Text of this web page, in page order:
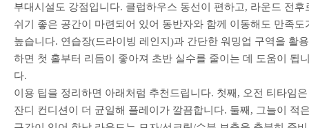
부대시설도 강점입니다. 클럽하우스 동선이 편하고, 라운드 전후
쉬기 좋은 공간이 마련되어 있어 동반자와 함께 이동해도 만족도
높습니다. 연습장(드라이빙 레인지)과 간단한 워밍업 구역을 활용
하면 첫 홀부터 리듬이 좋아져 초반 실수를 줄이는 데 도움이 됩
다.
이용 팁을 정리하면 아래처럼 추천드립니다. 첫째, 오전 티타임은
잔디 컨디션이 더 균일해 플레이가 깔끔합니다. 둘째, 그늘이 적